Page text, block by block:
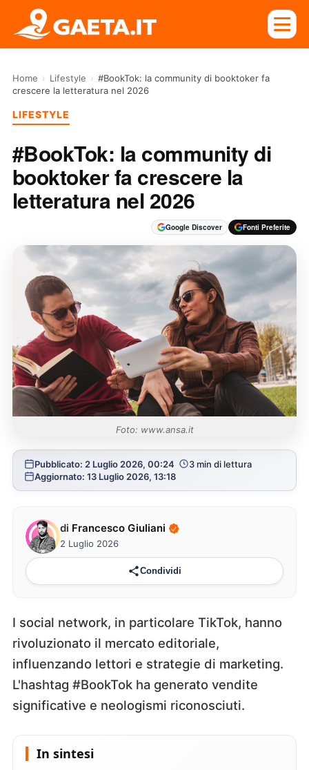
Home › Lifestyle › #BookTok: la community di booktoker fa
crescere la letteratura nel 2026
LIFESTYLE
#BookTok: la community di
booktoker fa crescere la
letteratura nel 2026
Google Discover Fonti Preferite
Foto: www.ansa.it
Pubblicato: 2 Luglio 2026, 00:24
3 min di lettura
Aggiornato: 13 Luglio 2026, 13:18
di Francesco Giuliani
2 Luglio 2026
Condividi
I social network, in particolare TikTok, hanno
rivoluzionato il mercato editoriale,
influenzando lettori e strategie di marketing.
L'hashtag #BookTok ha generato vendite
significative e neologismi riconosciuti.
In sintesi